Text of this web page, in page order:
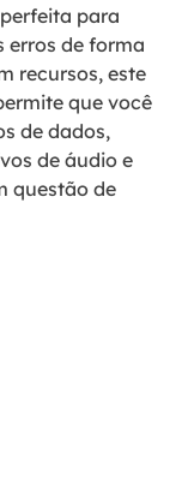
para
erros de forma
recursos, este
que você
de dados,
de áudio e
questão de